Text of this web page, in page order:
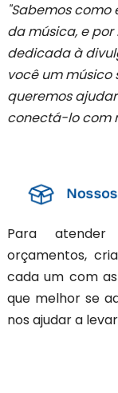
"Sabemos
da música, e
dedicada à
você um músico
queremos
conectá-lo com
Para atender
orçamentos,
cada um com
que melhor se
nos ajudar a